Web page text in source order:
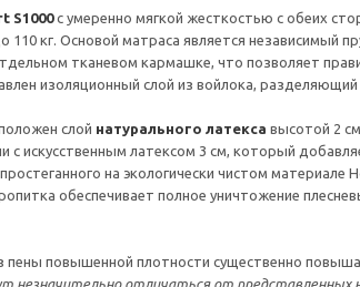
S1000с умеренно мягкой жесткостью с обеих
110 кг. Основой матраса является независимый
тканевом кармашке, что позволяет
изоляционный слой из войлока,
слой натурального латекса высотой 2
с искусственным латексом 3 см, который
на экологически чистом
обеспечивает полное уничтожение
пены повышенной плотности существенно
незначительно отличаться от представленных